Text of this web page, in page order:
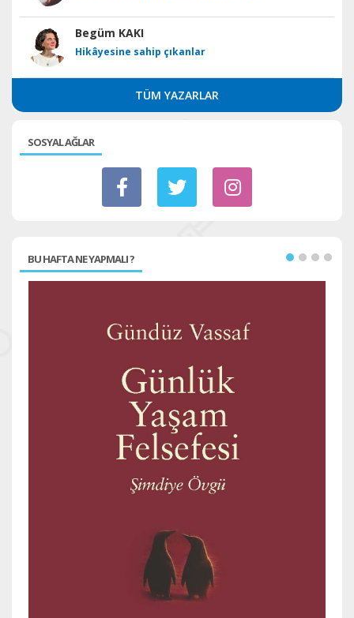
Begüm KAKI
Hikâyesine sahip çıkanlar
TÜM YAZARLAR
SOSYAL AĞLAR
BU HAFTA NE YAPMALI ?